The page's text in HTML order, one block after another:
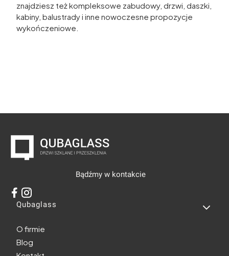
znajdziesz też kompleksowe zabudowy, drzwi, daszki,
kabiny, balustrady i inne nowoczesne propozycje
wykończeniowe.
Bądźmy w kontakcie
Linki w stopce
Qubaglass
O firmie
Blog